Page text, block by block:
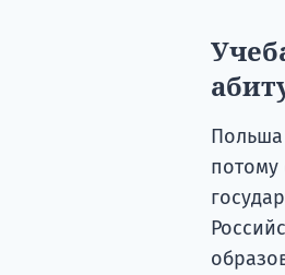
Польша
потому